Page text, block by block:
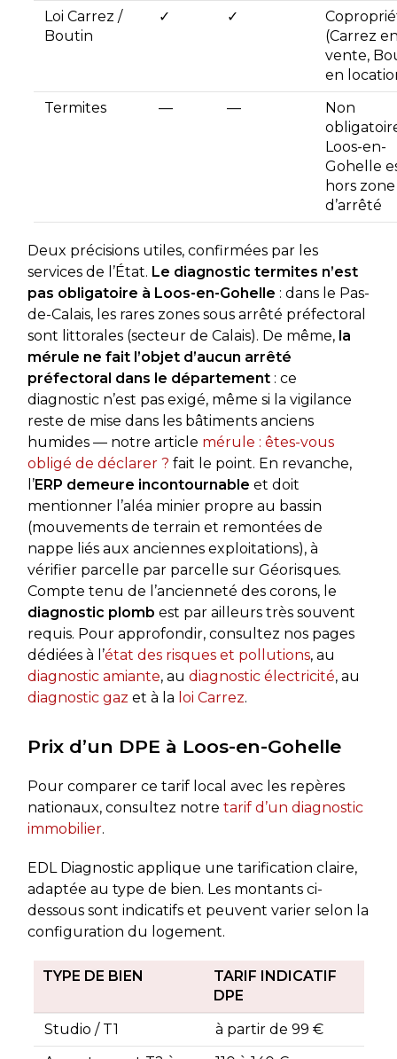
Loi Carrez /
Boutin
✓ ✓
(Carrez
vente,
en
Termites
— —
Non
Loos-en-
Gohelle
hors zone
d’arrêté
Deux précisions utiles, confirmées par les
services de l’État. Le diagnostic termites n’est
pas obligatoire à Loos-en-Gohelle : dans le Pas-
de-Calais, les rares zones sous arrêté préfectoral
sont littorales (secteur de Calais). De même, la
mérule ne fait l’objet d’aucun arrêté
préfectoral dans le département: ce
diagnostic n’est pas exigé, même si la vigilance
reste de mise dans les bâtiments anciens
humides — notre article mérule : êtes-vous
obligé de déclarer ? fait le point. En revanche,
l’ERP demeure incontournable et doit
mentionner l’aléa minier propre au bassin
(mouvements de terrain et remontées de
nappe liés aux anciennes exploitations), à
vérifier parcelle par parcelle sur Géorisques.
Compte tenu de l’ancienneté des corons, le
diagnostic plomb est par ailleurs très souvent
requis. Pour approfondir, consultez nos pages
dédiées à l’état des risques et pollutions, au
diagnostic amiante, au diagnostic électricité, au
diagnostic gaz et à la loi Carrez.
Prix d’un DPE à Loos-en-Gohelle
Pour comparer ce tarif local avec les repères
nationaux, consultez notre tarif d’un diagnostic
immobilier.
EDL Diagnostic applique une tarification claire,
adaptée au type de bien. Les montants ci-
dessous sont indicatifs et peuvent varier selon la
configuration du logement.
TYPE DE BIEN
TARIF INDICATIF
DPE
Studio / T1
à partir de 99 €